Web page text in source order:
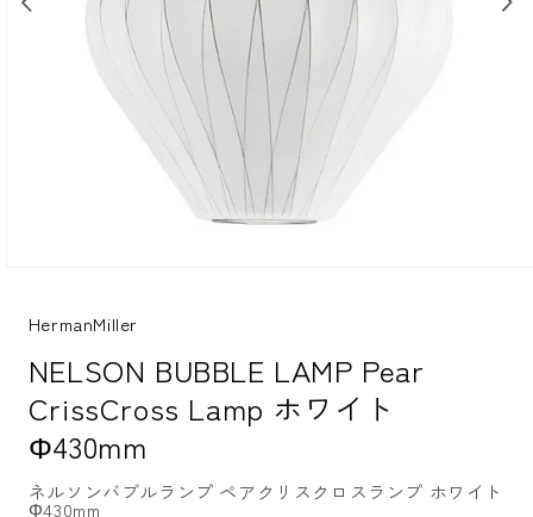
HermanMiller
NELSON BUBBLE LAMP Pear
CrissCross Lamp ホワイト
Φ430mm
ネルソンバブルランプ ペアクリスクロスランプ ホワイト
Φ430mm